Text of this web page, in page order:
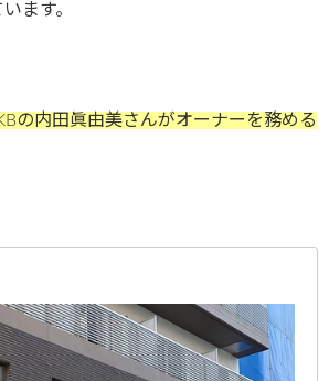
ます。
の内田眞由美さんがオーナーを務める